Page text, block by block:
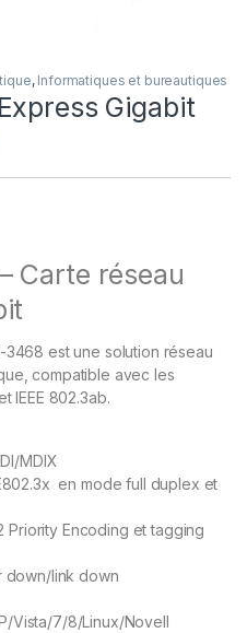
, Informatiques et bureautiques
Gigabit
Carte réseau
est une solution réseau
compatible avec les
IEEE 802.3ab.
MDIX
en mode full duplex et
Priority Encoding et tagging
down/link down
Vista/7/8/Linux/Novell